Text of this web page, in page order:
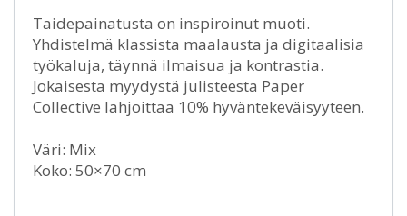
Taidepainatusta on inspiroinut muoti.
Yhdistelmä klassista maalausta ja digitaalisia
työkaluja, täynnä ilmaisua ja kontrastia.
Jokaisesta myydystä julisteesta Paper
Collective lahjoittaa 10% hyväntekeväisyyteen.
Väri: Mix
Koko: 50×70 cm